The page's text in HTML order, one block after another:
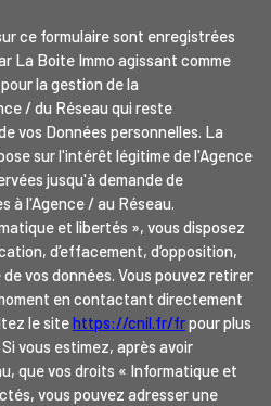
ce formulaire sont enregistrées
La Boite Immo agissant comme
la gestion de la
/ du Réseau qui reste
vos Données personnelles. La
sur l'intérêt légitime de l'Agence
jusqu'à demande de
à l'Agence / au Réseau.
et libertés », vous disposez
d’effacement, d’opposition,
vos données. Vous pouvez retirer
en contactant directement
le sitehttps://cnil.fr/frpour plus
vous estimez, après avoir
que vos droits « Informatique et
vous pouvez adresser une